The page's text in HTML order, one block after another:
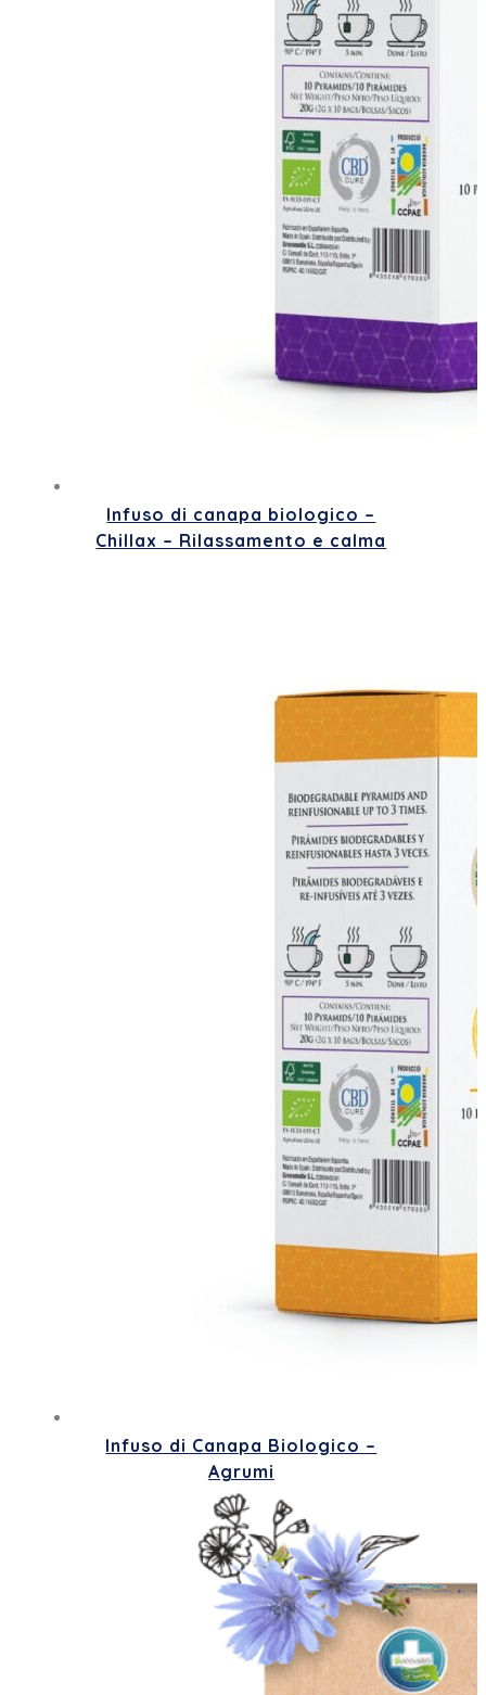
Infuso di canapa biologico –
Chillax – Rilassamento e calma
Infuso di Canapa Biologico –
Agrumi